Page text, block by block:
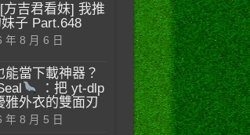
方吉君看妹] 我推
子 Part.648
年 8 月 6 日
能當下載神器？
：把 yt-dlp
雅外衣的雙面刃
年 8 月 5 日